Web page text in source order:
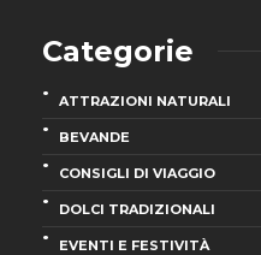
Categorie
ATTRAZIONI NATURALI
BEVANDE
CONSIGLI DI VIAGGIO
DOLCI TRADIZIONALI
EVENTI E FESTIVITÀ